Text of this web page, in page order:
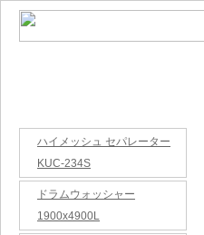
ハイメッシュ セパレーター
KUC-234S
ドラムウォッシャー
1900x4900L